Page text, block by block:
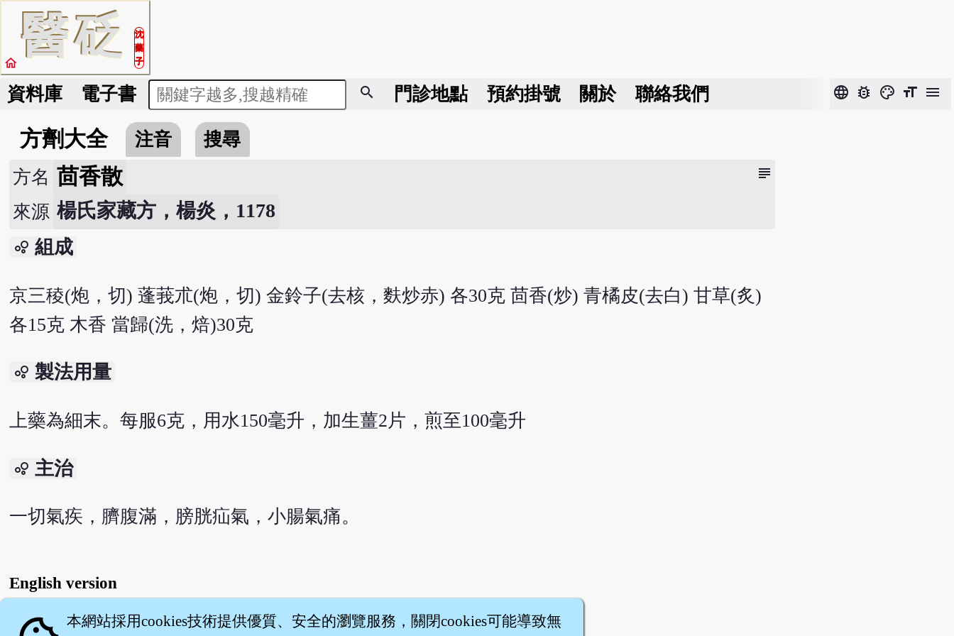
醫砭
沈
藥
子
home
資料庫 電子書 search 門診地點 預約掛號 關於 聯絡我們 language bug_report color_lens format_size menu
方劑大全 注音 搜尋
subject
方名 茴香散
來源 楊氏家藏方，楊炎，1178
bubble_chart 組成
京三稜(炮，切) 蓬莪朮(炮，切) 金鈴子(去核，麩炒赤) 各30克 茴香(炒) 青橘皮(去白) 甘草(炙)
各15克 木香 當歸(洗，焙)30克
bubble_chart 製法用量
上藥為細末。每服6克，用水150毫升，加生薑2片，煎至100毫升
bubble_chart 主治
一切氣疾，臍腹滿，膀胱疝氣，小腸氣痛。
English version
本網站採用cookies技術提供優質、安全的瀏覽服務，關閉cookies可能導致無